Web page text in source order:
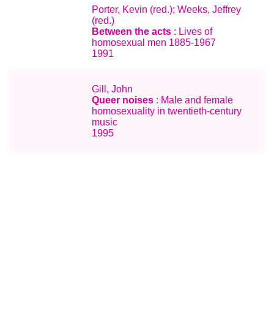
Porter, Kevin (red.); Weeks, Jeffrey
(red.)
Between the acts : Lives of
homosexual men 1885-1967
1991
Gill, John
Queer noises : Male and female
homosexuality in twentieth-century
music
1995